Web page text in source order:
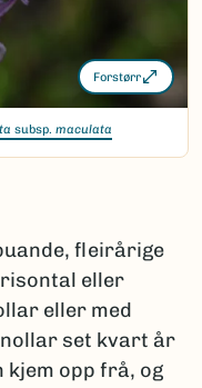
Forstørr
subsp. maculata
fleirårige
eller
eller med
set kvart år
kjem opp frå, og